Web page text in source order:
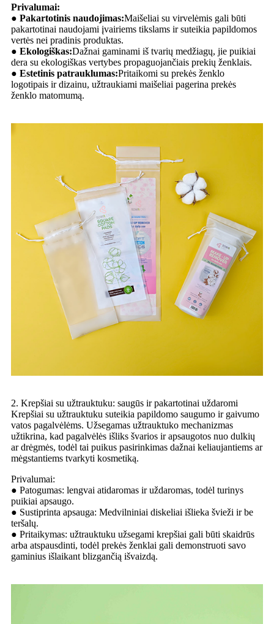
Privalumai:
● Pakartotinis naudojimas:Maišeliai su virvelėmis gali būti
pakartotinai naudojami įvairiems tikslams ir suteikia papildomos
vertės nei pradinis produktas.
● Ekologiškas:Dažnai gaminami iš tvarių medžiagų, jie puikiai
dera su ekologiškas vertybes propaguojančiais prekių ženklais.
● Estetinis patrauklumas:Pritaikomi su prekės ženklo
logotipais ir dizainu, užtraukiami maišeliai pagerina prekės
ženklo matomumą.
2. Krepšiai su užtrauktuku: saugūs ir pakartotinai uždaromi
Krepšiai su užtrauktuku suteikia papildomo saugumo ir gaivumo
vatos pagalvėlėms. Užsegamas užtrauktuko mechanizmas
užtikrina, kad pagalvėlės išliks švarios ir apsaugotos nuo dulkių
ar drėgmės, todėl tai puikus pasirinkimas dažnai keliaujantiems ar
mėgstantiems tvarkyti kosmetiką.
Privalumai:
● Patogumas: lengvai atidaromas ir uždaromas, todėl turinys
puikiai apsaugo.
● Sustiprinta apsauga: Medvilniniai diskeliai išlieka švieži ir be
teršalų.
● Pritaikymas: užtrauktuku užsegami krepšiai gali būti skaidrūs
arba atspausdinti, todėl prekės ženklai gali demonstruoti savo
gaminius išlaikant blizgančią išvaizdą.